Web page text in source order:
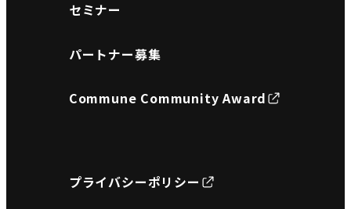
セミナー
パートナー募集
Commune Community Award
プライバシーポリシー